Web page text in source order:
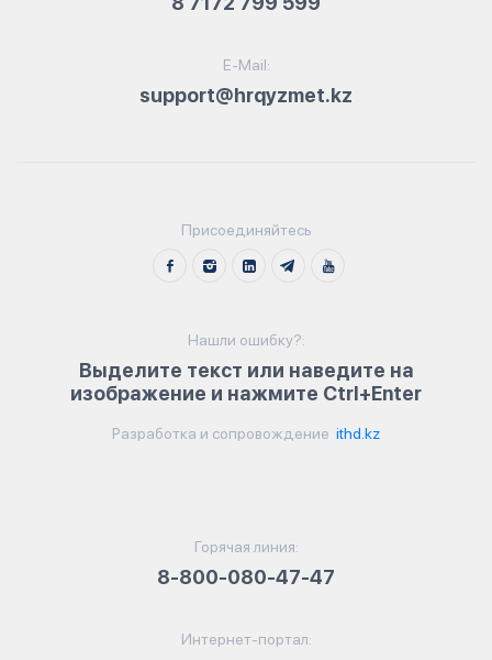
E-Mail:
support@hrqyzmet.kz
Присоединяйтесь
Нашли ошибку?:
Выделите текст или наведите на
изображение и нажмите Ctrl+Enter
Разработка и сопровождение ithd.kz
Горячая линия:
8-800-080-47-47
Интернет-портал: